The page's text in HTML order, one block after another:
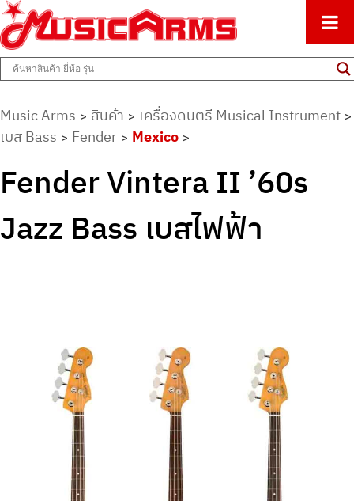
Music Arms
ศูนย์รวมครื่องดนตรีทุกชนิด ตั้งแต่เริ่มต้นถึงมืออาชีพ
Music Arms > สินค้า > เครื่องดนตรี Musical Instrument >
เบส Bass > Fender > Mexico >
Fender Vintera II ’60s
Jazz Bass เบสไฟฟ้า